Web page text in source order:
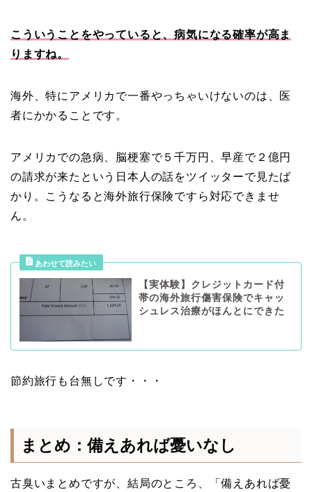
こういうことをやっていると、病気になる確率が高ま
りますね。
海外、特にアメリカで一番やっちゃいけないのは、医
者にかかることです。
アメリカでの急病、脳梗塞で５千万円、早産で２億円
の請求が来たという日本人の話をツイッターで見たば
かり。こうなると海外旅行保険ですら対応できませ
ん。
【実体験】クレジットカード付
帯の海外旅行傷害保険でキャッ
シュレス治療がほんとにできた
節約旅行も台無しです・・・
まとめ：備えあれば憂いなし
古臭いまとめですが、結局のところ、「備えあれば憂